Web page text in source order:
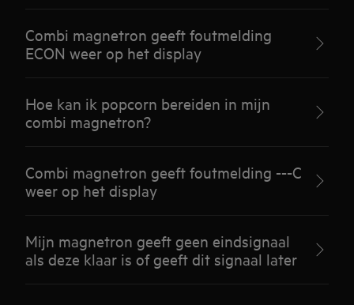
Combi magnetron geeft foutmelding
ECON weer op het display
Hoe kan ik popcorn bereiden in mijn
combi magnetron?
Combi magnetron geeft foutmelding ---C
weer op het display
Mijn magnetron geeft geen eindsignaal
als deze klaar is of geeft dit signaal later